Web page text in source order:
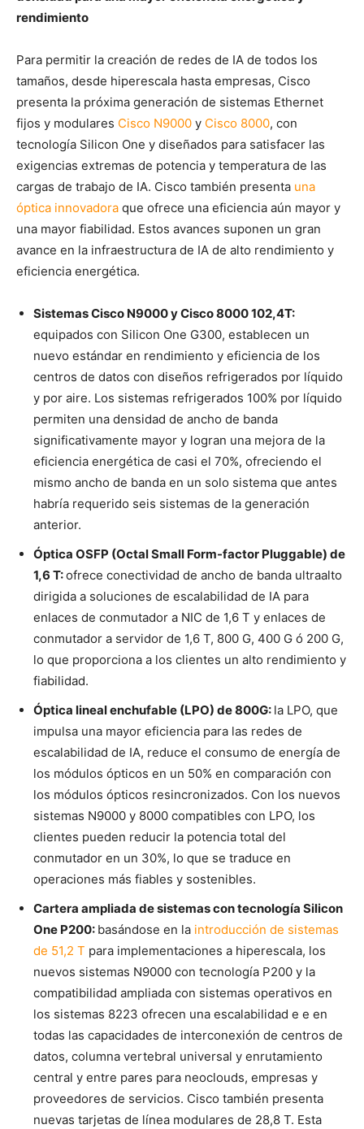
rendimiento
Para permitir la creación de redes de IA de todos los
tamaños, desde hiperescala hasta empresas, Cisco
presenta la próxima generación de sistemas Ethernet
fijos y modulares Cisco N9000 y Cisco 8000, con
tecnología Silicon One y diseñados para satisfacer las
exigencias extremas de potencia y temperatura de las
cargas de trabajo de IA. Cisco también presenta una
óptica innovadora que ofrece una eficiencia aún mayor y
una mayor fiabilidad. Estos avances suponen un gran
avance en la infraestructura de IA de alto rendimiento y
eficiencia energética.
Sistemas Cisco N9000 y Cisco 8000 102,4T:
equipados con Silicon One G300, establecen un
nuevo estándar en rendimiento y eficiencia de los
centros de datos con diseños refrigerados por líquido
y por aire. Los sistemas refrigerados 100% por líquido
permiten una densidad de ancho de banda
significativamente mayor y logran una mejora de la
eficiencia energética de casi el 70%, ofreciendo el
mismo ancho de banda en un solo sistema que antes
habría requerido seis sistemas de la generación
anterior.
Óptica OSFP (Octal Small Form-factor Pluggable) de
1,6 T:ofrece conectividad de ancho de banda ultraalto
dirigida a soluciones de escalabilidad de IA para
enlaces de conmutador a NIC de 1,6 T y enlaces de
conmutador a servidor de 1,6 T, 800 G, 400 G ó 200 G,
lo que proporciona a los clientes un alto rendimiento y
fiabilidad.
Óptica lineal enchufable (LPO) de 800G: la LPO, que
impulsa una mayor eficiencia para las redes de
escalabilidad de IA, reduce el consumo de energía de
los módulos ópticos en un 50% en comparación con
los módulos ópticos resincronizados. Con los nuevos
sistemas N9000 y 8000 compatibles con LPO, los
clientes pueden reducir la potencia total del
conmutador en un 30%, lo que se traduce en
operaciones más fiables y sostenibles.
Cartera ampliada de sistemas con tecnología Silicon
One P200: basándose en la introducción de sistemas
de 51,2 T para implementaciones a hiperescala, los
nuevos sistemas N9000 con tecnología P200 y la
compatibilidad ampliada con sistemas operativos en
los sistemas 8223 ofrecen una escalabilidad e e en
todas las capacidades de interconexión de centros de
datos, columna vertebral universal y enrutamiento
central y entre pares para neoclouds, empresas y
proveedores de servicios. Cisco también presenta
nuevas tarjetas de línea modulares de 28,8 T. Esta